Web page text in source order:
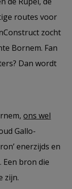
routes voor
zocht
Bornem. Fan
Dan wordt
ons wel
Gallo-
enerzijds en
Een bron die
zijn.